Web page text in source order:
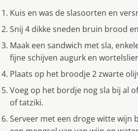
Kuis en was de slasoorten en
Snij 4 dikke sneden bruin brood
Maak een sandwich met sla,
fijne schijven augurk en
Plaats op het broodje 2 zwarte
Voeg op het bordje nog sla bij al
of tatziki.
Serveer met een droge witte wijn